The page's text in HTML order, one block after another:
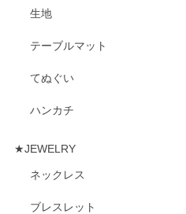
生地
テーブルマット
てぬぐい
ハンカチ
★JEWELRY
ネックレス
ブレスレット